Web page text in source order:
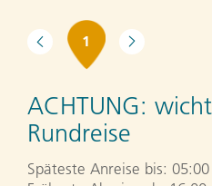
1
ACHTUNG:
Rundreise
Späteste Anreise bis: